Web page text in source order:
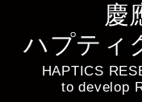
慶
ハプティ
HAPTICS
to develop